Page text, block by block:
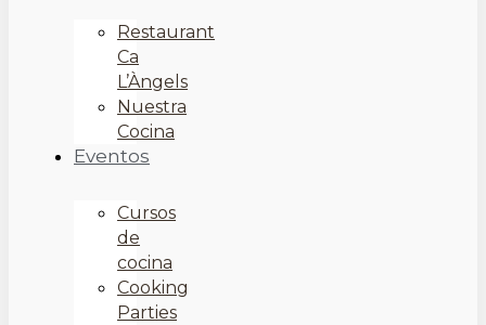
Restaurant
Ca
L’Àngels
Nuestra
Cocina
Eventos
Cursos
de
cocina
Cooking
Parties